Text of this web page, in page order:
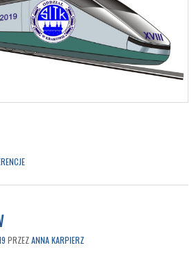
PRZEZANNA KARPIERZ